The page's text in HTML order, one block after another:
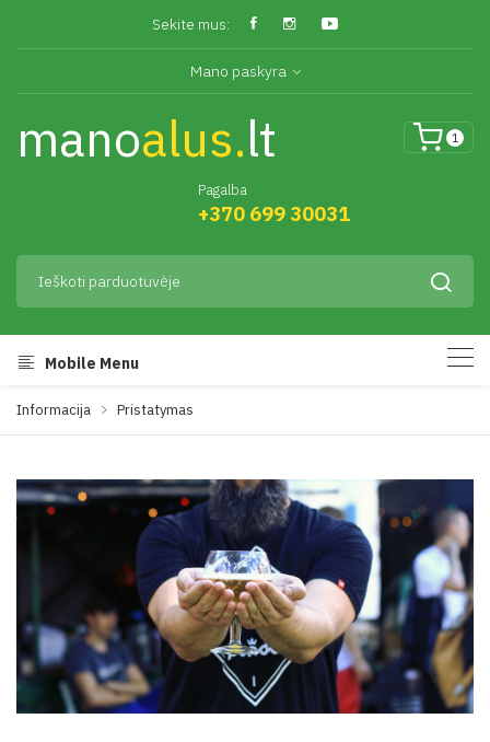
Sekite mus:
Mano paskyra
manoalus.lt
Pagalba
+370 699 30031
1
Mobile Menu
Informacija Pristatymas